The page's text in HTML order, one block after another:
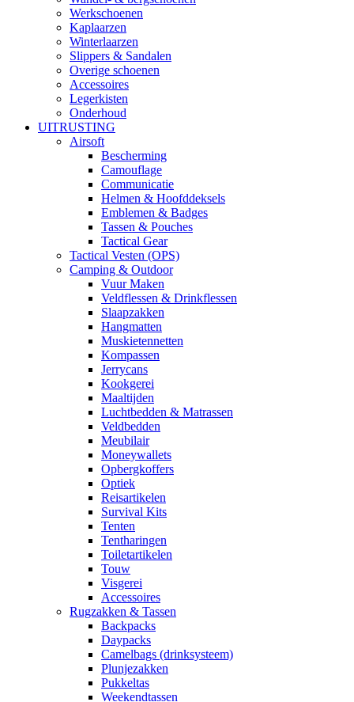
Werkschoenen
Kaplaarzen
Winterlaarzen
Slippers & Sandalen
Overige schoenen
Accessoires
Legerkisten
Onderhoud
UITRUSTING
Airsoft
Bescherming
Camouflage
Communicatie
Helmen & Hoofddeksels
Emblemen & Badges
Tassen & Pouches
Tactical Gear
Tactical Vesten (OPS)
Camping & Outdoor
Vuur Maken
Veldflessen & Drinkflessen
Slaapzakken
Hangmatten
Muskietennetten
Kompassen
Jerrycans
Kookgerei
Maaltijden
Luchtbedden & Matrassen
Veldbedden
Meubilair
Moneywallets
Opbergkoffers
Optiek
Reisartikelen
Survival Kits
Tenten
Tentharingen
Toiletartikelen
Touw
Visgerei
Accessoires
Rugzakken & Tassen
Backpacks
Daypacks
Camelbags (drinksysteem)
Plunjezakken
Pukkeltas
Weekendtassen